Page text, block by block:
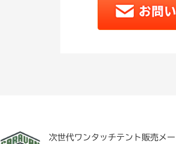
次世代ワンタッチテント販売メ